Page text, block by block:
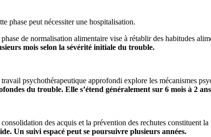
phase peut nécessiter une hospitalisation.
de normalisation alimentaire vise à rétablir des habitudes
mois selon la sévérité initiale du trouble.
psychothérapeutique approfondi explore les mécanismes
du trouble. Elle s’étend généralement sur 6 mois à 2
des acquis et la prévention des rechutes constituent
Un suivi espacé peut se poursuivre plusieurs années.